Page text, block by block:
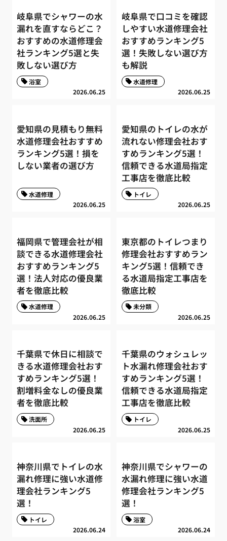
岐阜県でシャワーの水
漏れを直すならどこ？
おすすめの水道修理会
社ランキング5選と失
敗しない選び方
2026.06.25
浴室
岐阜県で口コミを確認
しやすい水道修理会社
おすすめランキング5
選！失敗しない選び方
も解説
2026.06.25
水道修理
愛知県の見積もり無料
水道修理会社おすすめ
ランキング5選！損を
しない業者の選び方
2026.06.25
水道修理
愛知県のトイレの水が
流れない修理会社おす
すめランキング5選！
信頼できる水道局指定
工事店を徹底比較
2026.06.25
トイレ
福岡県で管理会社が相
談できる水道修理会社
おすすめランキング5
選！法人対応の優良業
者を徹底比較
2026.06.25
水道修理
東京都のトイレつまり
修理会社おすすめラン
キング5選！信頼でき
る水道局指定工事店を
徹底比較
2026.06.25
未分類
千葉県で休日に相談で
きる水道修理会社おす
すめランキング5選！
割増料金なしの優良業
者を徹底比較
2026.06.25
洗面所
千葉県のウォシュレッ
ト水漏れ修理会社おす
すめランキング5選！
信頼できる水道局指定
工事店を徹底比較
2026.06.25
トイレ
神奈川県でトイレの水
漏れ修理に強い水道修
理会社ランキング5
選！
2026.06.24
トイレ
神奈川県でシャワーの
水漏れ修理に強い水道
修理会社ランキング5
選！
2026.06.24
浴室